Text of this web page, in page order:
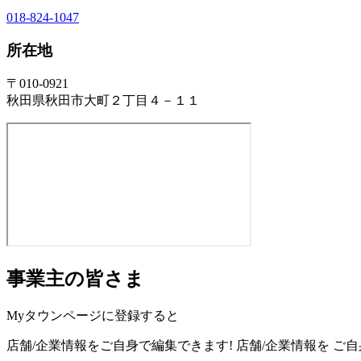
018-824-1047
所在地
〒010-0921
秋田県秋田市大町２丁目４－１１
事業主の皆さま
Myタウンページに登録すると
店舗/企業情報をご自身で編集できます! 店舗/企業情報を ご